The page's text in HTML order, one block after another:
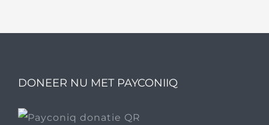
DONEER NU MET PAYCONIIQ